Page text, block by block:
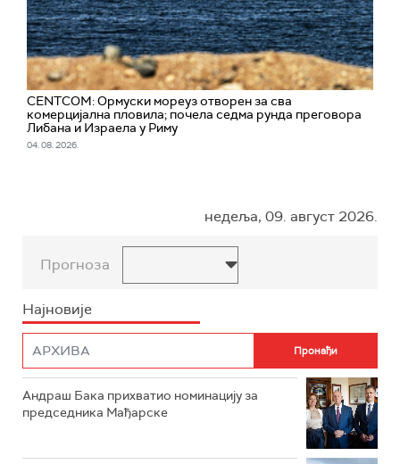
CENTCOM: Ормуски мореуз отворен за сва
комерцијална пловила; почела седма рунда преговора
Либана и Израела у Риму
04. 08. 2026.
недеља, 09. август 2026.
Прогноза
Најновије
Андраш Бака прихватио номинацију за
председника Мађарске